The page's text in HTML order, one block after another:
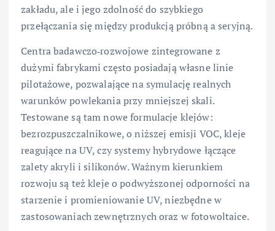
zakładu, ale i jego zdolność do szybkiego
przełączania się między produkcją próbną a seryjną.
Centra badawczo‑rozwojowe zintegrowane z
dużymi fabrykami często posiadają własne linie
pilotażowe, pozwalające na symulację realnych
warunków powlekania przy mniejszej skali.
Testowane są tam nowe formulacje klejów:
bezrozpuszczalnikowe, o niższej emisji VOC, kleje
reagujące na UV, czy systemy hybrydowe łączące
zalety akryli i silikonów. Ważnym kierunkiem
rozwoju są też kleje o podwyższonej odporności na
starzenie i promieniowanie UV, niezbędne w
zastosowaniach zewnętrznych oraz w fotowoltaice.